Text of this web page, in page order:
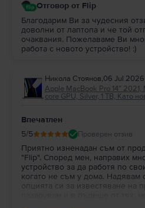
Отговор от Flip
Благодарим Ви за чудесния
доволни от лаптопа и че той
очаквания. Пожелаваме Ви
работа с новото устройство! :)
Никола Стоянов,06 Jul 2026
Apple MacBook Pro 14″ 2021,
core GPU, Silver, 1 TB, Като
Впечатлен
5/5 Проверен отзив
Приятно изненадан съм от
"Flip". Според мен, направих
устройство за да работя по
когато не съм у дома. Надявам
опцията си за известяване на